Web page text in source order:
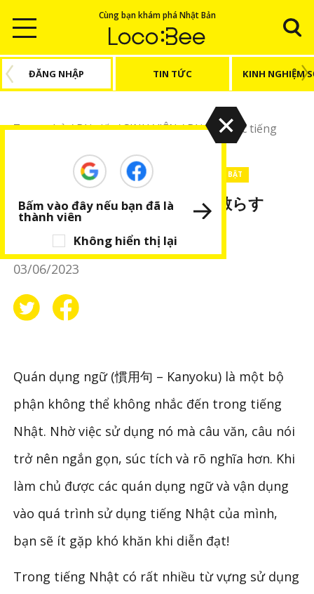
Cùng bạn khám phá Nhật Bản
ĐĂNG NHẬP TIN TỨC KINH NGHIỆM
Trang chủ/Bài viết/SINH VIÊN/Bài viết Học tiếng
Giao tiếp tiếng Nhật: 火花を散らす
Bài viết Học tiếng Nhật BÀI VIẾT NỔI BẬT
Giao tiếp tiếng Nhật: 火花を散らす
Thanh Nga
03/06/2023
Quán dụng ngữ (慣用句 – Kanyoku) là một bộ
phận không thể không nhắc đến trong tiếng
Nhật. Nhờ việc sử dụng nó mà câu văn, câu nói
trở nên ngắn gọn, súc tích và rõ nghĩa hơn. Khi
làm chủ được các quán dụng ngữ và vận dụng
vào quá trình sử dụng tiếng Nhật của mình,
bạn sẽ ít gặp khó khăn khi diễn đạt!
Trong tiếng Nhật có rất nhiều từ vựng sử dụng
Không hiển thị lại
Bấm vào đây nếu bạn đã là
thành viên